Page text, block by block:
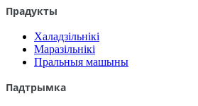
Прадукты
Халадзільнікі
Маразільнікі
Пральныя машыны
Падтрымка